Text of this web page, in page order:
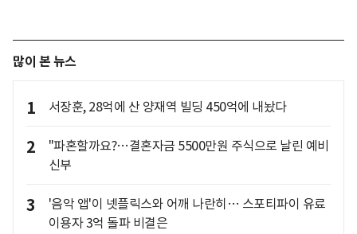
많이 본 뉴스
1 서장훈, 28억에 산 양재역 빌딩 450억에 내놨다
2
"파혼할까요?…결혼자금 5500만원 주식으로 날린 예비
신부
3
'음악 앱'이 넷플릭스와 어깨 나란히… 스포티파이 유료
이용자 3억 돌파 비결은